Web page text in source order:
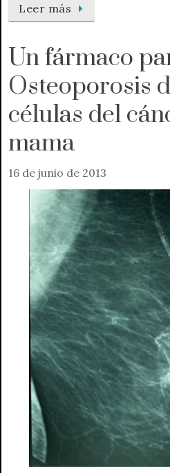
Leer más
Un fármaco
Osteoporosis
células del
mama
16 de junio de 2013